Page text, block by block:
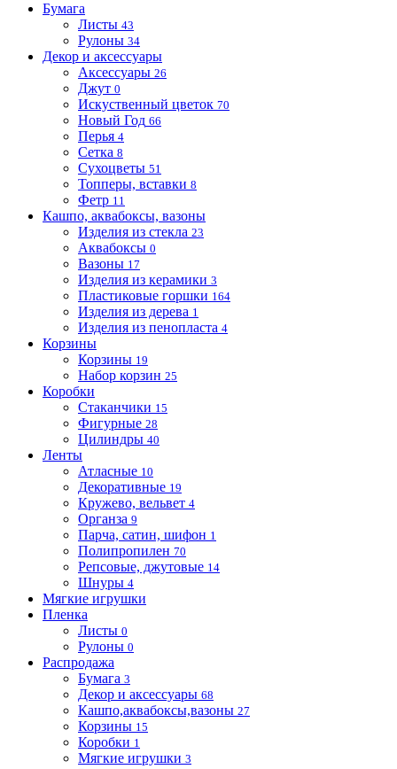
Бумага
Листы 43
Рулоны 34
Декор и аксессуары
Аксессуары 26
Джут 0
Искуственный цветок 70
Новый Год 66
Перья 4
Сетка 8
Сухоцветы 51
Топперы, вставки 8
Фетр 11
Кашпо, аквабоксы, вазоны
Изделия из стекла 23
Аквабоксы 0
Вазоны 17
Изделия из керамики 3
Пластиковые горшки 164
Изделия из дерева 1
Изделия из пенопласта 4
Корзины
Корзины 19
Набор корзин 25
Коробки
Стаканчики 15
Фигурные 28
Цилиндры 40
Ленты
Атласные 10
Декоративные 19
Кружево, вельвет 4
Органза 9
Парча, сатин, шифон 1
Полипропилен 70
Репсовые, джутовые 14
Шнуры 4
Мягкие игрушки
Пленка
Листы 0
Рулоны 0
Распродажа
Бумага 3
Декор и аксессуары 68
Кашпо,аквабоксы,вазоны 27
Корзины 15
Коробки 1
Мягкие игрушки 3